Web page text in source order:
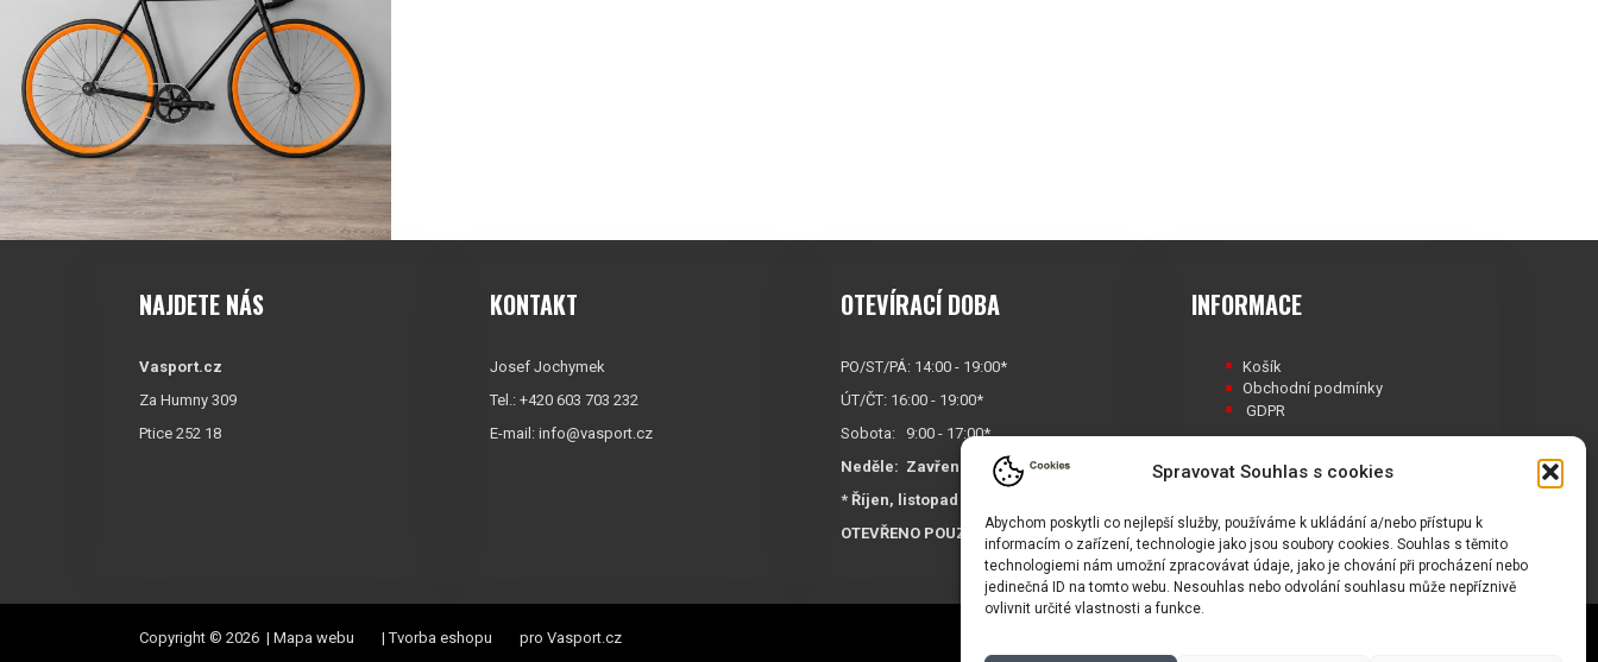
Spravovat Souhlas s cookies
Abychom poskytli co nejlepší služby, používáme k ukládání a/nebo přístupu k
informacím o zařízení, technologie jako jsou soubory cookies. Souhlas s těmito
technologiemi nám umožní zpracovávat údaje, jako je chování při procházení nebo
jedinečná ID na tomto webu. Nesouhlas nebo odvolání souhlasu může nepříznivě
ovlivnit určité vlastnosti a funkce.
NAJDETE NÁS
Vasport.cz
Za Humny 309
Ptice 252 18
KONTAKT
Josef Jochymek
Tel.: +420 603 703 232
E-mail: info@vasport.cz
OTEVÍRACÍ DOBA
PO/ST/PÁ: 14:00 - 19:00*
ÚT/ČT: 16:00 - 19:00*
Sobota: 9:00 - 17:00*
Neděle: Zavřeno
* Říjen, listopad a prosinec
OTEVŘENO POUZE
PO/ST/PÁ
INFORMACE
Košík
Obchodní podmínky
GDPR
Copyright © 2026 | Mapa webu |Tvorba eshopu pro Vasport.cz